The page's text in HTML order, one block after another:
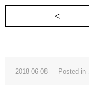
2018-06-08 ｜ Posted in